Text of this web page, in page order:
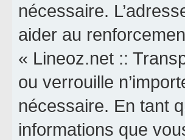
nécessaire.
aider au
« Lineoz.net ::
ou verrouille
nécessaire. En tant
informations que